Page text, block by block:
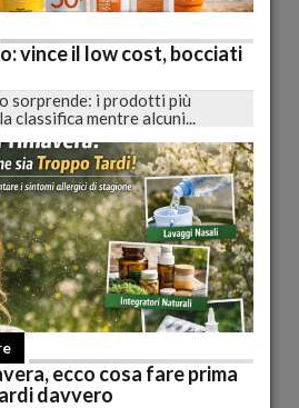
del lusso?...il vero stile si
cose
puntata di "Occhio al Look"
dell'Aquila...
vince il low cost, bocciati
sorprende: i prodotti più
classifica mentre alcuni...
ecco cosa fare prima
davvero